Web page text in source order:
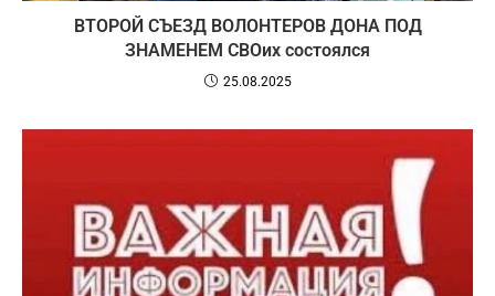
ВТОРОЙ СЪЕЗД ВОЛОНТЕРОВ ДОНА ПОД
ЗНАМЕНЕМ СВОих состоялся
25.08.2025